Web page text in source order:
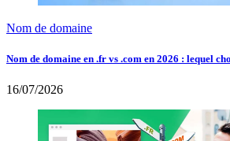
Nom de domaine
Nom de domaine en .fr vs .com en 2026 : lequel
16/07/2026